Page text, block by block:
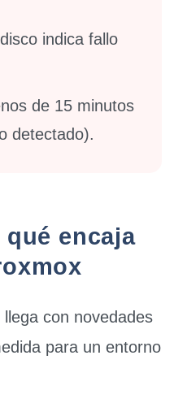
indica fallo
de 15 minutos
detectado).
encaja
con novedades
para un entorno